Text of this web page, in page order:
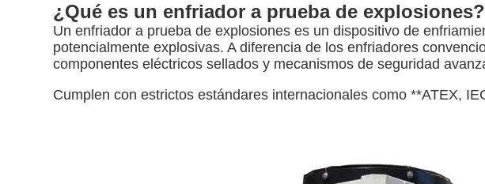
¿Qué es un enfriador a prueba de explosiones?
Un enfriador a prueba de explosiones es un dispositivo de
potencialmente explosivas. A diferencia de los enfriadores
componentes eléctricos sellados y mecanismos de seguridad
Cumplen con estrictos estándares internacionales como **ATEX,